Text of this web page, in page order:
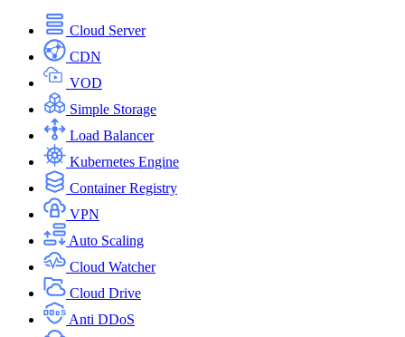
Cloud Server
CDN
VOD
Simple Storage
Load Balancer
Kubernetes Engine
Container Registry
VPN
Auto Scaling
Cloud Watcher
Cloud Drive
Anti DDoS